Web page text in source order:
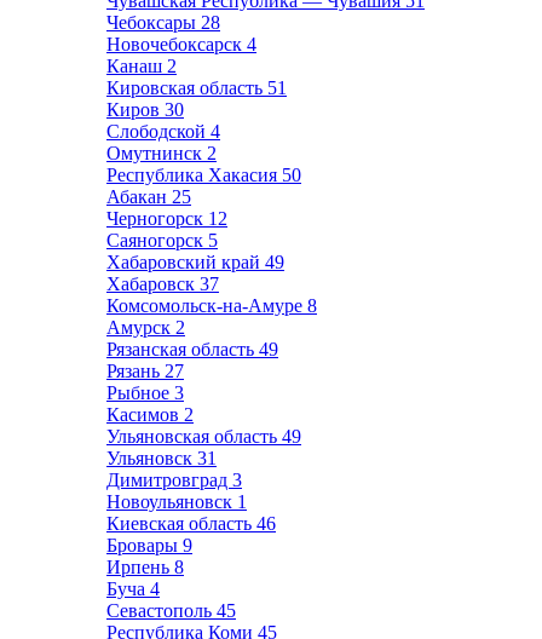
Чебоксары 28
Новочебоксарск 4
Канаш 2
Кировская область 51
Киров 30
Слободской 4
Омутнинск 2
Республика Хакасия 50
Абакан 25
Черногорск 12
Саяногорск 5
Хабаровский край 49
Хабаровск 37
Комсомольск-на-Амуре 8
Амурск 2
Рязанская область 49
Рязань 27
Рыбное 3
Касимов 2
Ульяновская область 49
Ульяновск 31
Димитровград 3
Новоульяновск 1
Киевская область 46
Бровары 9
Ирпень 8
Буча 4
Севастополь 45
Республика Коми 45